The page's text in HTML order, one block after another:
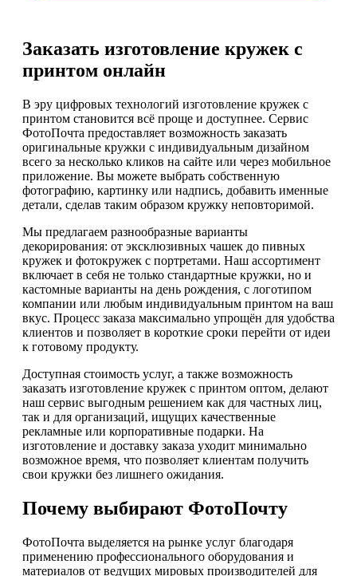
Заказать изготовление кружек с
принтом онлайн
В эру цифровых технологий изготовление кружек с
принтом становится всё проще и доступнее. Сервис
ФотоПочта предоставляет возможность заказать
оригинальные кружки с индивидуальным дизайном
всего за несколько кликов на сайте или через мобильное
приложение. Вы можете выбрать собственную
фотографию, картинку или надпись, добавить именные
детали, сделав таким образом кружку неповторимой.
Мы предлагаем разнообразные варианты
декорирования: от эксклюзивных чашек до пивных
кружек и фотокружек с портретами. Наш ассортимент
включает в себя не только стандартные кружки, но и
кастомные варианты на день рождения, с логотипом
компании или любым индивидуальным принтом на ваш
вкус. Процесс заказа максимально упрощён для удобства
клиентов и позволяет в короткие сроки перейти от идеи
к готовому продукту.
Доступная стоимость услуг, а также возможность
заказать изготовление кружек с принтом оптом, делают
наш сервис выгодным решением как для частных лиц,
так и для организаций, ищущих качественные
рекламные или корпоративные подарки. На
изготовление и доставку заказа уходит минимально
возможное время, что позволяет клиентам получить
свои кружки без лишнего ожидания.
Почему выбирают ФотоПочту
ФотоПочта выделяется на рынке услуг благодаря
применению профессионального оборудования и
материалов от ведущих мировых производителей для